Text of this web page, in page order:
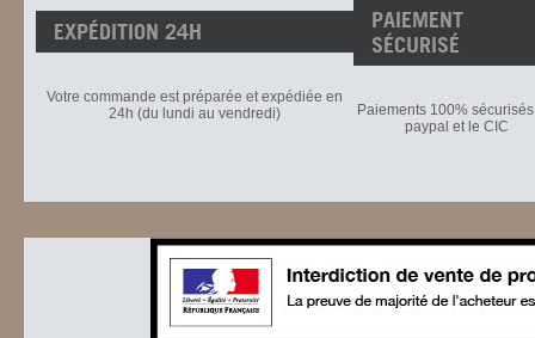
EXPÉDITION 24H
Votre commande est préparée et expédiée en
24h (du lundi au vendredi)
PAIEMENT
SÉCURISÉ
Paiements 100%
paypal et le CIC